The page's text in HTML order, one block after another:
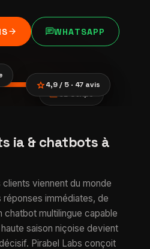
arrow_forward chatWHATSAPP
IA &
à Nice
paymentsCB Stripe
star4,9 / 5 · 47 avis
ia & chatbots à
viennent du monde
immédiates, de
chatbot multilingue capable
saison niçoise devient
Pirabel Labs conçoit